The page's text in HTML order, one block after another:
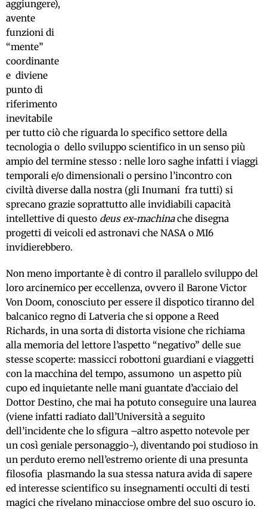
aggiungere),
avente
funzioni di
“mente”
coordinante
e diviene
punto di
riferimento
inevitabile
per tutto ciò che riguarda lo specifico settore della
tecnologia o dello sviluppo scientifico in un senso più
ampio del termine stesso : nelle loro saghe infatti i viaggi
temporali e/o dimensionali o persino l’incontro con
civiltà diverse dalla nostra (gli Inumani fra tutti) si
sprecano grazie soprattutto alle invidiabili capacità
intellettive di questo deus ex-machinache disegna
progetti di veicoli ed astronavi che NASA o MI6
invidierebbero.
Non meno importante è di contro il parallelo sviluppo del
loro arcinemico per eccellenza, ovvero il Barone Victor
Von Doom, conosciuto per essere il dispotico tiranno del
balcanico regno di Latveria che si oppone a Reed
Richards, in una sorta di distorta visione che richiama
alla memoria del lettore l’aspetto “negativo” delle sue
stesse scoperte: massicci robottoni guardiani e viaggetti
con la macchina del tempo, assumono un aspetto più
cupo ed inquietante nelle mani guantate d’acciaio del
Dottor Destino, che mai ha potuto conseguire una laurea
(viene infatti radiato dall’Università a seguito
dell’incidente che lo sfigura –altro aspetto notevole per
un così geniale personaggio-), diventando poi studioso in
un perduto eremo nell’estremo oriente di una presunta
filosofia plasmando la sua stessa natura avida di sapere
ed interesse scientifico su insegnamenti occulti di testi
magici che rivelano minacciose ombre del suo oscuro io.